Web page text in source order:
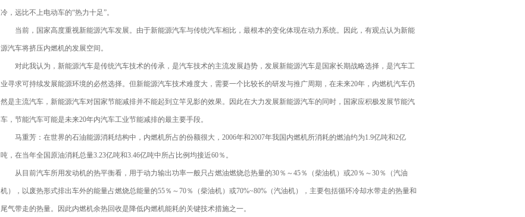
冷，远比不上电动车的“热力十足”。
当前，国家高度重视新能源汽车发展。由于新能源汽车与传统汽车相比，最根本的变化体现在动力系统。因此，有观点认为新能
源汽车将挤压内燃机的发展空间。
对此我认为，新能源汽车是传统汽车技术的传承，是汽车技术的主流发展趋势，发展新能源汽车是国家长期战略选择，是汽车工
业寻求可持续发展能源环境的必然选择。但新能源汽车技术难度大，需要一个比较长的研发与推广周期，在未来20年，内燃机汽车仍
然是主流汽车，新能源汽车对国家节能减排并不能起到立竿见影的效果。因此在大力发展新能源汽车的同时，国家应积极发展节能汽
车，节能汽车可能是未来20年内汽车工业节能减排的最主要手段。
马重芳：在世界的石油能源消耗结构中，内燃机所占的份额很大，2006年和2007年我国内燃机所消耗的燃油约为1.9亿吨和2亿
吨，在当年全国原油消耗总量3.23亿吨和3.46亿吨中所占比例均接近60％。
从目前汽车所用发动机的热平衡看，用于动力输出功率一般只占燃油燃烧总热量的30％～45％（柴油机）或20％～30％（汽油
机），以废热形式排出车外的能量占燃烧总能量的55％～70％（柴油机）或70%~80%（汽油机），主要包括循环冷却水带走的热量和
尾气带走的热量。因此内燃机余热回收是降低内燃机能耗的关键技术措施之一。